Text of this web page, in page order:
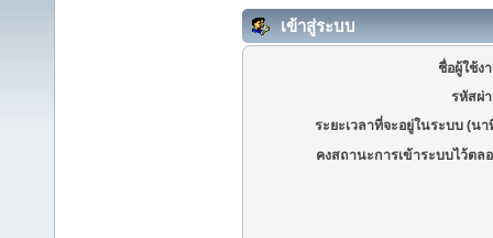
เข้าสู่ระบบ
ชื่อผู้ใช้ง
รหัสผ่
ระยะเวลาที่จะอยู่ในระบบ (นา
คงสถานะการเข้าระบบไว้ตล